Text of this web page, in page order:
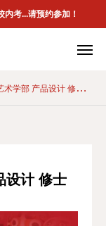
考...请预约参加！
学部 产品设计 修士
设计 修士
专业案内